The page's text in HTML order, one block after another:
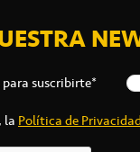
suscribirte*
, la Política de Privacidad